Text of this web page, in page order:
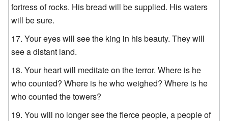
fortress of rocks. His bread will be supplied. His waters
will be sure.
Your eyes will see the king in his beauty. They will
see a distant land.
Your heart will meditate on the terror. Where is he
who counted? Where is he who weighed? Where is he
who counted the towers?
You will no longer see the fierce people, a people of